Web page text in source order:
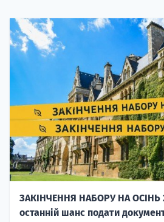
ЗАКІНЧЕННЯ НАБОРУ НА ОСІНЬ
останній шанс подати